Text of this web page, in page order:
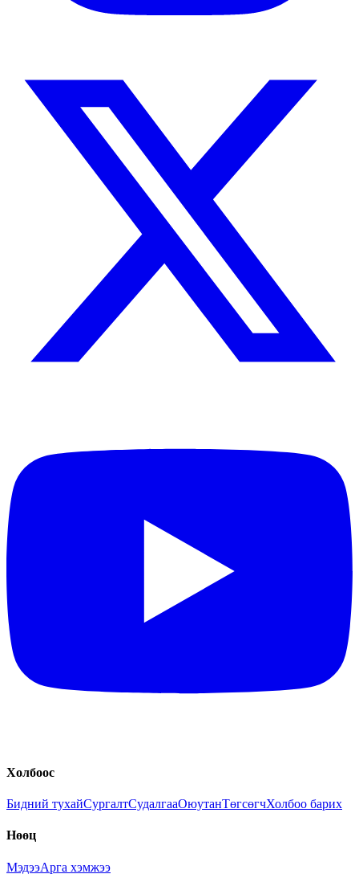
Холбоос
Бидний тухайСургалтСудалгааОюутанТөгсөгчХолбоо барих
Нөөц
МэдээАрга хэмжээ